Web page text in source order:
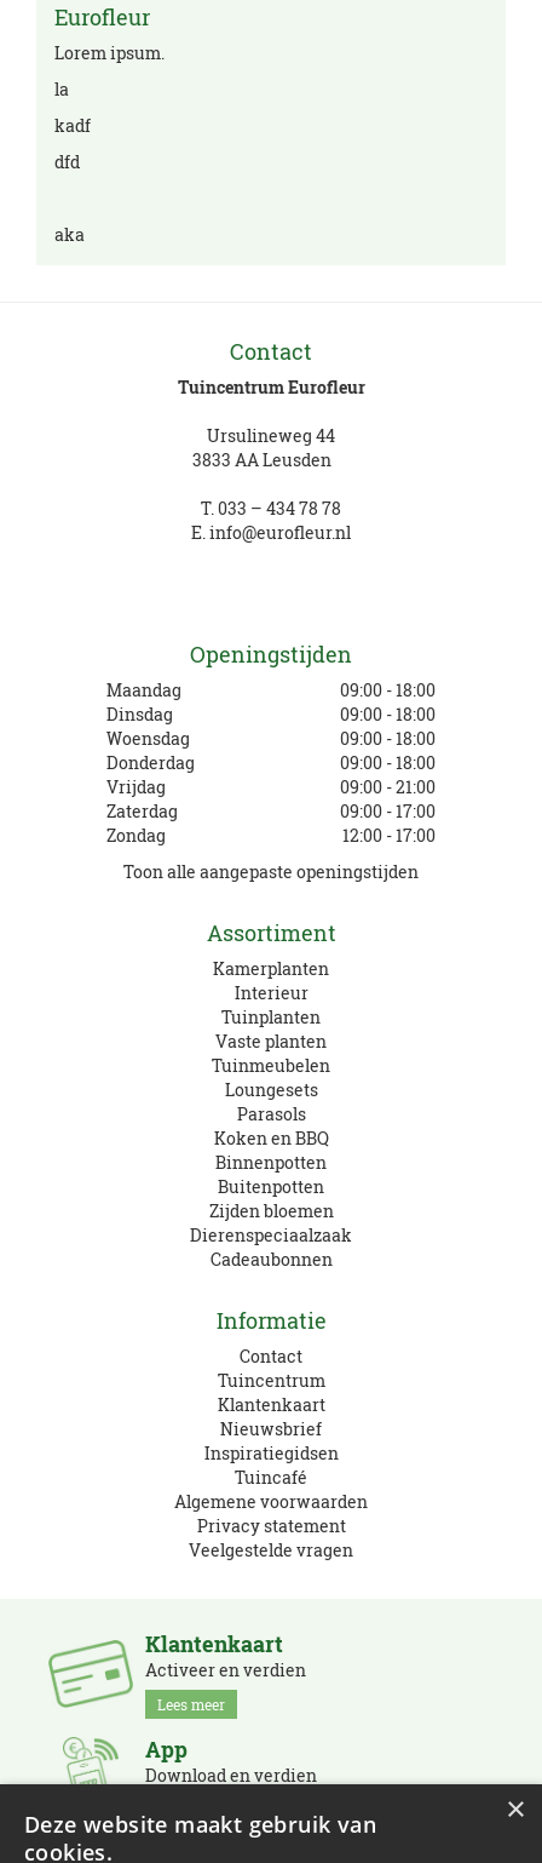
Eurofleur
Lorem ipsum.
la
kadf
dfd
aka
Contact
Tuincentrum Eurofleur
Ursulineweg 44
3833 AA Leusden
T. 033 – 434 78 78
E. info@eurofleur.nl
Openingstijden
Maandag
09:00 - 18:00
Dinsdag
09:00 - 18:00
Woensdag
09:00 - 18:00
Donderdag
09:00 - 18:00
Vrijdag
09:00 - 21:00
Zaterdag
09:00 - 17:00
Zondag
12:00 - 17:00
Toon alle aangepaste openingstijden
Assortiment
Kamerplanten
Interieur
Tuinplanten
Vaste planten
Tuinmeubelen
Loungesets
Parasols
Koken en BBQ
Binnenpotten
Buitenpotten
Zijden bloemen
Dierenspeciaalzaak
Cadeaubonnen
Informatie
Contact
Tuincentrum
Klantenkaart
Nieuwsbrief
Inspiratiegidsen
Tuincafé
Algemene voorwaarden
Privacy statement
Veelgestelde vragen
Klantenkaart
Activeer en verdien
Lees meer
App
Download en verdien
×
Deze website maakt gebruik van
cookies.